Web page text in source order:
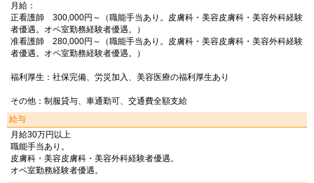
月給：
正看護師 300,000円～（職能手当あり。皮膚科・美容皮膚科・美容外科経験
者優遇。オペ室勤務経験者優遇。）
准看護師 280,000円～（職能手当あり。皮膚科・美容皮膚科・美容外科経験
者優遇。オペ室勤務経験者優遇。）
福利厚生：社保完備、労災加入、美容医療の福利厚生あり
その他：制服貸与、車通勤可、交通費全額支給
給与
月給30万円以上
職能手当あり。
皮膚科・美容皮膚科・美容外科経験者優遇。
オペ室勤務経験者優遇。